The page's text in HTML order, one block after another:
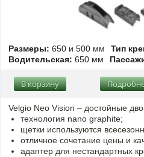
Размеры: 650 и 500 мм Тип
Водительская: 650 мм
В корзину
Velgio Neo Vision – достойные
технология nano graphite;
щетки используются
отличное сочетание цены и
адаптер для нестандартных